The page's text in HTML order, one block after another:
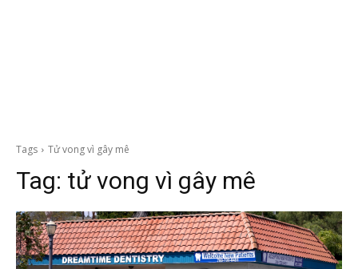
Tags Tử vong vì gây mê
Tag: tử vong vì gây mê